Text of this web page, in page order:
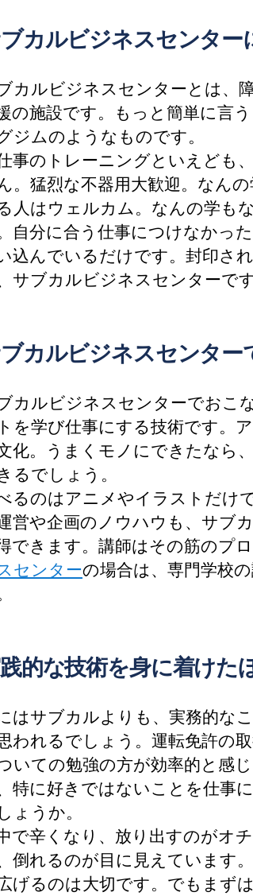
カルビジネスセンター
カルビジネスセンターとは、
の施設です。もっと簡単に言
ジムのようなものです。
事のトレーニングといえども
。猛烈な不器用大歓迎。なん
人はウェルカム。なんの学も
自分に合う仕事につけなかっ
込んでいるだけです。封印さ
サブカルビジネスセンターです
カルビジネスセンター
カルビジネスセンターでおこ
を学び仕事にする技術です。
化。うまくモノにできたなら
るでしょう。
るのはアニメやイラストだけ
営や企画のノウハウも、サブ
できます。講師はその筋のプロ
センターの場合は、専門学校
的な技術を身に着けた
はサブカルよりも、実務的な
われるでしょう。運転免許の
いての勉強の方が効率的と感
特に好きではないことを仕事
ょうか。
で辛くなり、放り出すのがオ
倒れるのが目に見えています
げるのは大切です。でもまず